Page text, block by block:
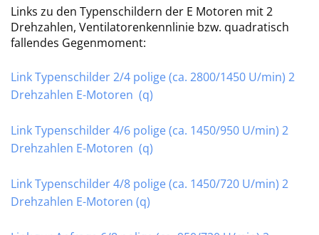
Links zu den Typenschildern der E Motoren mit 2
Drehzahlen, Ventilatorenkennlinie bzw. quadratisch
fallendes Gegenmoment:
Link Typenschilder 2/4 polige (ca. 2800/1450 U/min) 2
Drehzahlen E-Motoren (q)
Link Typenschilder 4/6 polige (ca. 1450/950 U/min) 2
Drehzahlen E-Motoren (q)
Link Typenschilder 4/8 polige (ca. 1450/720 U/min) 2
Drehzahlen E-Motoren (q)